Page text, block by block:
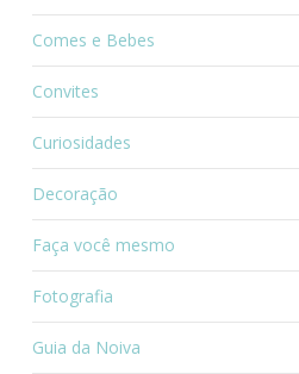
Comes e Bebes
Convites
Curiosidades
Decoração
Faça você mesmo
Fotografia
Guia da Noiva